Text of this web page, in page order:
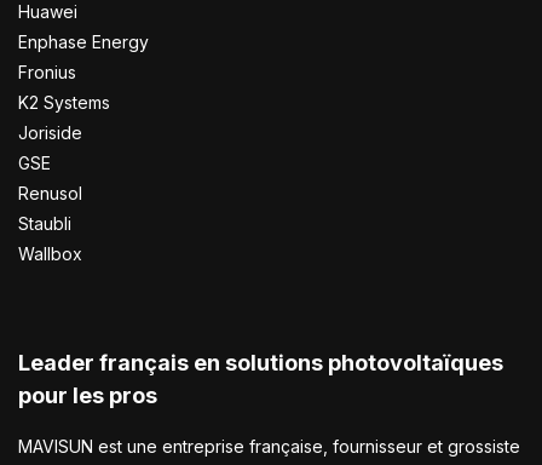
Huawei
Enphase Energy
Fronius
K2 Systems
Joriside
GSE
Renusol
Staubli
Wallbox
Leader français en solutions photovoltaïques
pour les pros
MAVISUN est une entreprise française, fournisseur et grossiste